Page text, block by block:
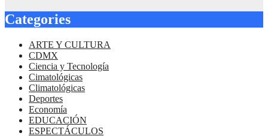
Categories
ARTE Y CULTURA
CDMX
Ciencia y Tecnología
Cimatológicas
Climatológicas
Deportes
Economía
EDUCACIÓN
ESPECTÁCULOS